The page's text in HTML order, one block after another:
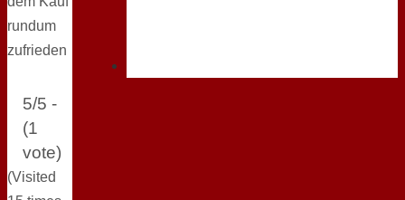
rundum
zufrieden
5/5 -
(1
vote)
(Visited